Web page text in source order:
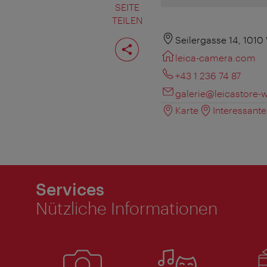
SEITE
TEILEN
Seite
teilen
Seilergasse 14, 1010
leica-camera.com
+43 1 236 74 87
galerie@leicastore-
Karte
Services
Nützliche Informationen